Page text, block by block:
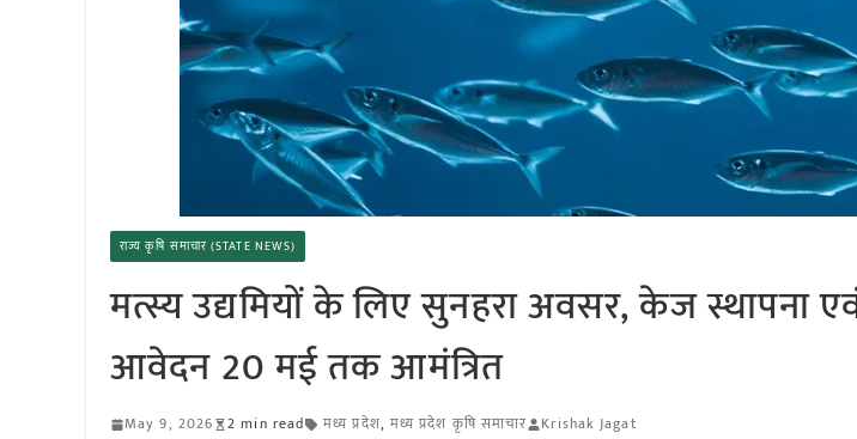
राज्य कृषि समाचार (STATE NEWS)
मत्स्य उद्यमियों के लिए सुनहरा अवसर, केज स्थापना
आवेदन 20 मई तक आमंत्रित
May 9, 2026 2 min read मध्य प्रदेश, मध्य प्रदेश कृषि समाचार Krishak Jagat